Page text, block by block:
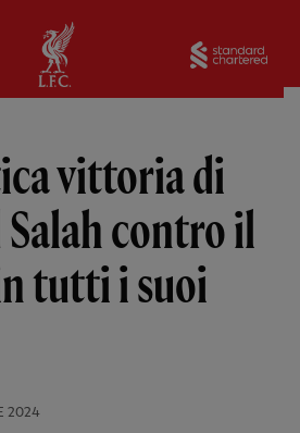
Iniziale
vittoria di
contro il
tutti i suoi
2024